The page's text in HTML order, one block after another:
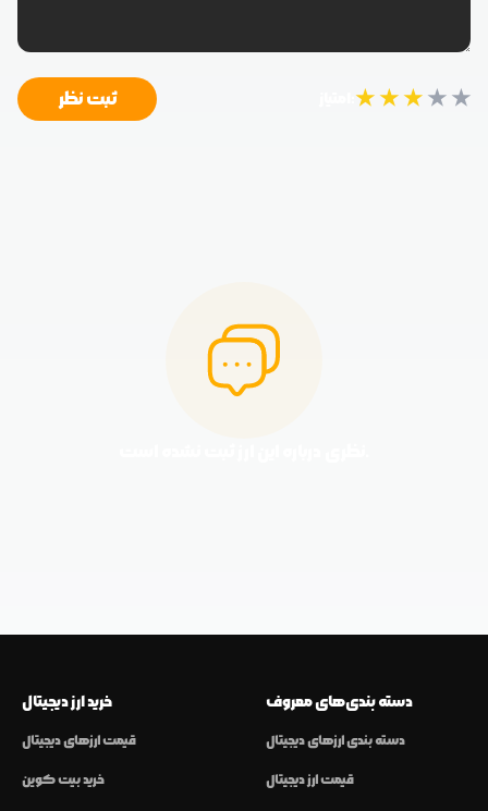
★★★★★ ثبت نظر
خرید ارز دیجیتال
قیمت ارزهای دیجیتال
خرید بیت کوین
دسته بندی‌های معروف
دسته بندی ارزهای دیجیتال
قیمت ارز دیجیتال